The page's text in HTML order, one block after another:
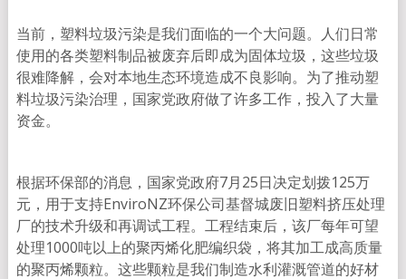
当前，塑料垃圾污染是我们面临的一个大问题。人们日常
使用的各类塑料制品被废弃后即成为固体垃圾，这些垃圾
很难降解，会对本地生态环境造成不良影响。为了推动塑
料垃圾污染治理，国家党政府做了许多工作，投入了大量
资金。
根据环保部的消息，国家党政府7月25日决定划拨125万
元，用于支持EnviroNZ环保公司基督城废旧塑料挤压处理
厂的技术升级和再调试工程。工程结束后，该厂每年可望
处理1000吨以上的聚丙烯化肥编织袋，将其加工成高质量
的聚丙烯颗粒。这些颗粒是我们制造水利灌溉管道的好材